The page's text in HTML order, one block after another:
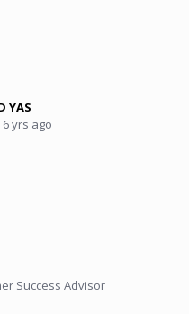
YAS
6 yrs ago
Success Advisor